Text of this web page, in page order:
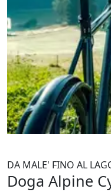
DA MALE' FINO AL
Doga Alpine